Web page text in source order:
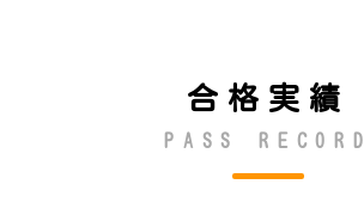
合格実績
PASS RECORD